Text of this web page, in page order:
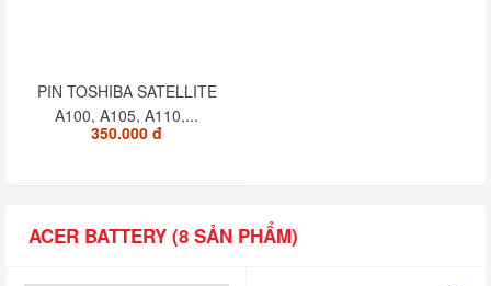
PIN TOSHIBA SATELLITE
A100, A105, A110,...
350.000 đ
ACER BATTERY (8 SẢN PHẨM)